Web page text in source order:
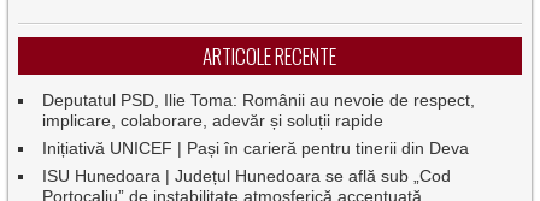
ARTICOLE RECENTE
Deputatul PSD, Ilie Toma: Românii au nevoie de respect,
implicare, colaborare, adevăr și soluții rapide
Inițiativă UNICEF | Pași în carieră pentru tinerii din Deva
ISU Hunedoara | Județul Hunedoara se află sub „Cod
Portocaliu” de instabilitate atmosferică accentuată